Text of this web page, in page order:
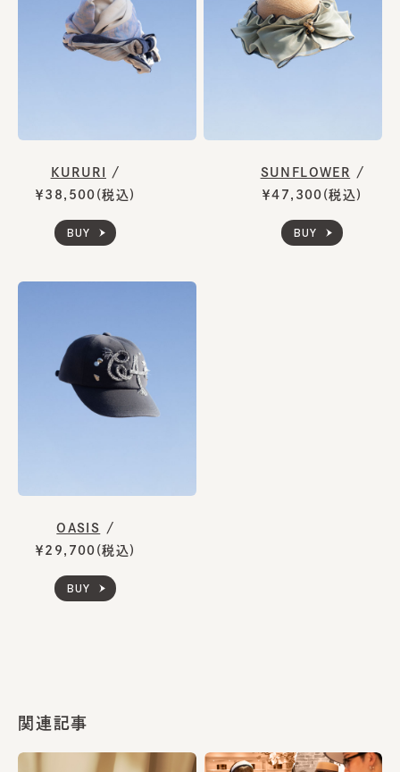
KURURI
/
￥38,500(税込)
BUY
SUNFLOWER /
￥47,300(税込)
BUY
OASIS /
￥29,700(税込)
BUY
関連記事